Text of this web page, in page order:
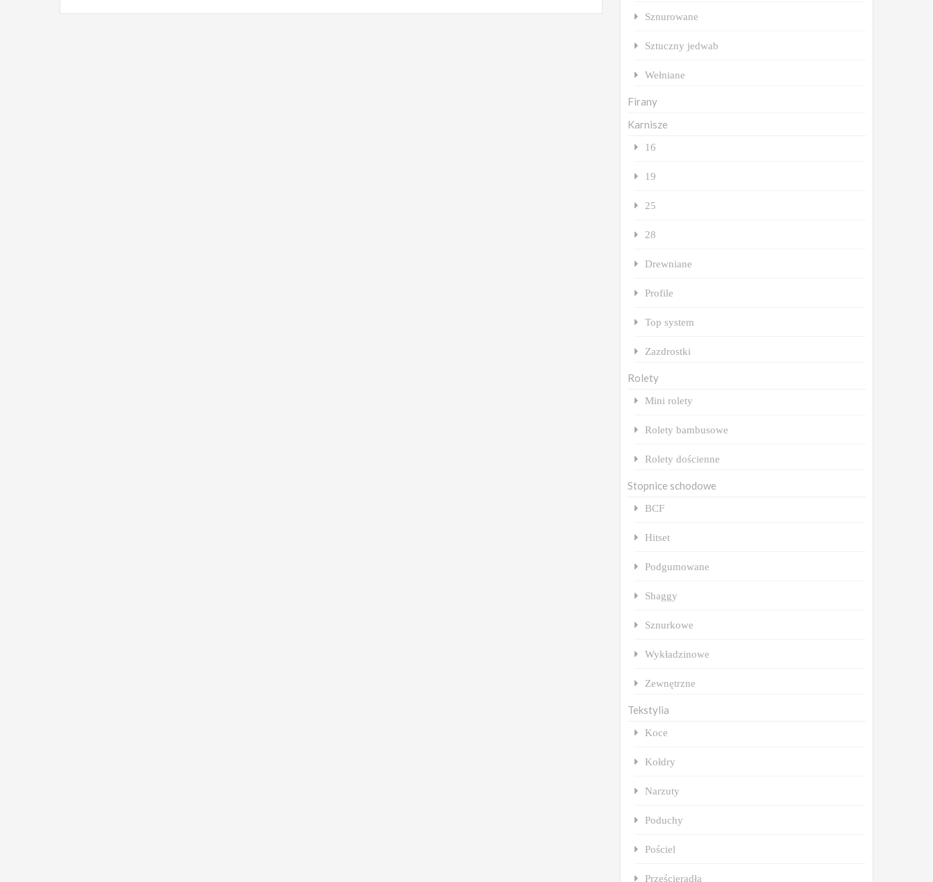
Sznurowane
Sztuczny jedwab
Wełniane
Firany
Karnisze
16
19
25
28
Drewniane
Profile
Top system
Zazdrostki
Rolety
Mini rolety
Rolety bambusowe
Rolety dościenne
Stopnice schodowe
BCF
Hitset
Podgumowane
Shaggy
Sznurkowe
Wykładzinowe
Zewnętrzne
Tekstylia
Koce
Kołdry
Narzuty
Poduchy
Pościel
Prześcieradła